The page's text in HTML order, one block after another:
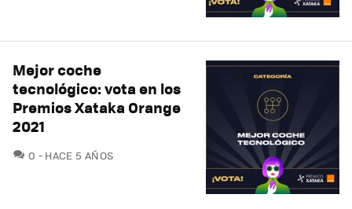
Mejor coche
tecnológico: vota en los
Premios Xataka Orange
2021
0 COMENTARIOS
HACE 5 AÑOS